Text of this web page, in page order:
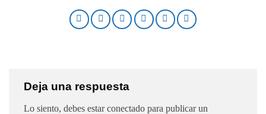
Deja una respuesta
Lo siento, debes estarconectado para publicar un